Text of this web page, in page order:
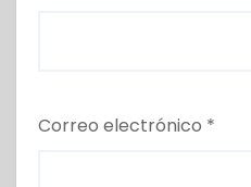
Correo electrónico *